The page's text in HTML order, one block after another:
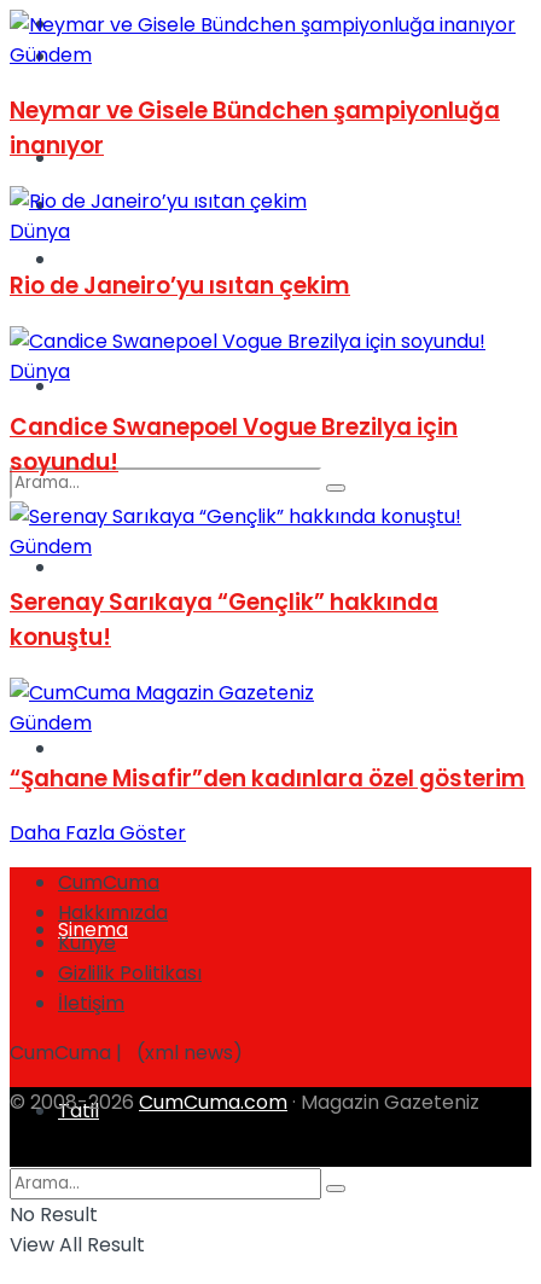
TV
Kadınca
Dünya
Sinema
Tatil
Tatil
Spor
View All Result
Gündem
Neymar ve Gisele Bündchen şampiyonluğa
inanıyor
Dünya
Rio de Janeiro’yu ısıtan çekim
Dünya
Candice Swanepoel Vogue Brezilya için
soyundu!
Gündem
Serenay Sarıkaya “Gençlik” hakkında
konuştu!
Gündem
“Şahane Misafir”den kadınlara özel gösterim
Daha Fazla Göster
CumCuma
Hakkımızda
Künye
Gizlilik Politikası
İletişim
CumCuma | (xml news)
© 2008-2026 CumCuma.com · Magazin Gazeteniz
No Result
View All Result